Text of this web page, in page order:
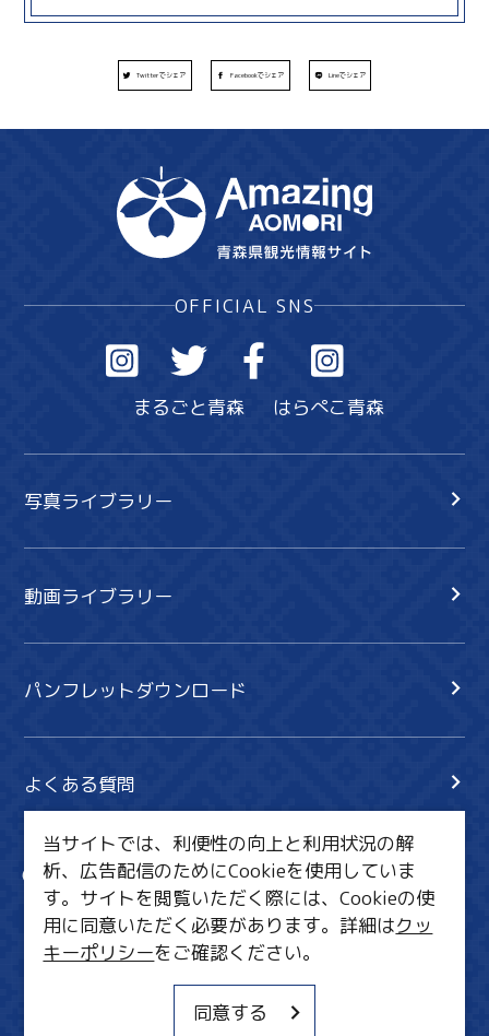
Twitterでシェア Facebookでシェア Lineでシェア
OFFICIAL SNS
まるごと青森 はらぺこ青森
写真ライブラリー
動画ライブラリー
パンフレットダウンロード
よくある質問
サイト内検索
共有
行きたいリスト
MICE・教育・観光事業者の皆様へ
当サイトでは、利便性の向上と利用状況の解
析、広告配信のためにCookieを使用していま
す。サイトを閲覧いただく際には、Cookieの使
用に同意いただく必要があります。詳細はクッ
キーポリシーをご確認ください。
同意する